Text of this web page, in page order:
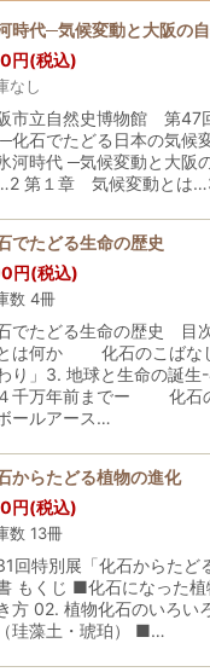
時代─気候変動と大阪の
円(税込)
なし
市立自然史博物館 第47
化石でたどる日本の気候
氷河時代 ─気候変動と大阪
第１章 気候変動と
でたどる生命の歴史
円(税込)
数 4冊
でたどる生命の歴史 目
は何か 化石のこばな
り」3. 地球と生命の誕生
千万年前までー 化石
ールアース…
からたどる植物の進化
円(税込)
数 13冊
回特別展「化石からたど
もくじ ■化石になった
方 02. 植物化石のいろい
珪藻土・琥珀） ■…